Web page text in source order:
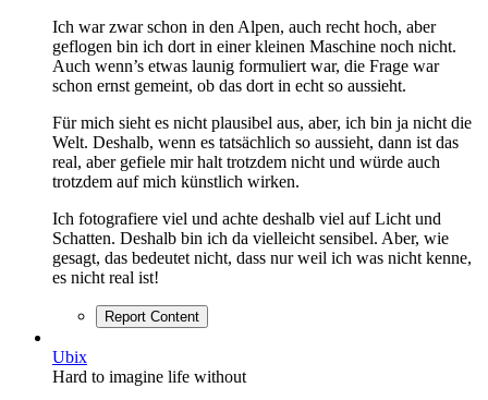
Ich war zwar schon in den Alpen, auch recht hoch, aber
geflogen bin ich dort in einer kleinen Maschine noch nicht.
Auch wenn’s etwas launig formuliert war, die Frage war
schon ernst gemeint, ob das dort in echt so aussieht.
Für mich sieht es nicht plausibel aus, aber, ich bin ja nicht die
Welt. Deshalb, wenn es tatsächlich so aussieht, dann ist das
real, aber gefiele mir halt trotzdem nicht und würde auch
trotzdem auf mich künstlich wirken.
Ich fotografiere viel und achte deshalb viel auf Licht und
Schatten. Deshalb bin ich da vielleicht sensibel. Aber, wie
gesagt, das bedeutet nicht, dass nur weil ich was nicht kenne,
es nicht real ist!
Report Content
Ubix
Hard to imagine life without